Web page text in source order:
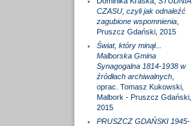
CZASU, czyli jak odnaleźć
zagubione wspomnienia,
Pruszcz Gdański, 2015
Świat, który minął...
Malborska Gmina
Synagogalna 1814-1938 w
źródłach archiwalnych,
oprac. Tomasz Kukowski,
Malbork - Pruszcz Gdański,
2015
PRUSZCZ GDAŃSKI 1945-